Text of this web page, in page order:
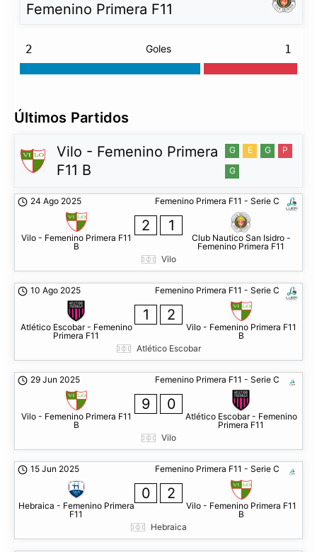
Femenino Primera F11
2 Goles 1
Últimos Partidos
Vilo - Femenino Primera
F11 B
G E G
P
G
Femenino Primera F11 - Serie C
24 Ago 2025
Vilo - Femenino Primera F11
B
2 1
Club Nautico San Isidro -
Femenino Primera F11
Vilo
Femenino Primera F11 - Serie C
10 Ago 2025
Atlético Escobar - Femenino
Primera F11
1 2
Vilo - Femenino Primera F11
B
Atlético Escobar
Femenino Primera F11 - Serie C
29 Jun 2025
Vilo - Femenino Primera F11
B
9 0
Atlético Escobar - Femenino
Primera F11
Vilo
Femenino Primera F11 - Serie C
15 Jun 2025
Hebraica - Femenino Primera
F11
0 2
Vilo - Femenino Primera F11
B
Hebraica